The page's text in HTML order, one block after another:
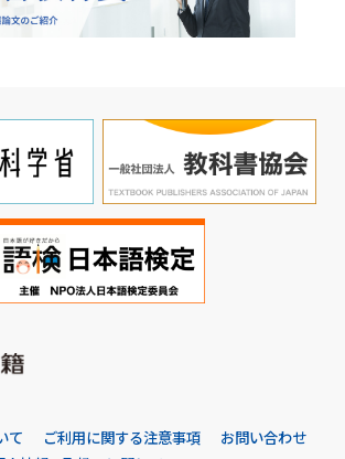
て ご利用に関する注意事項
お問い合わせ